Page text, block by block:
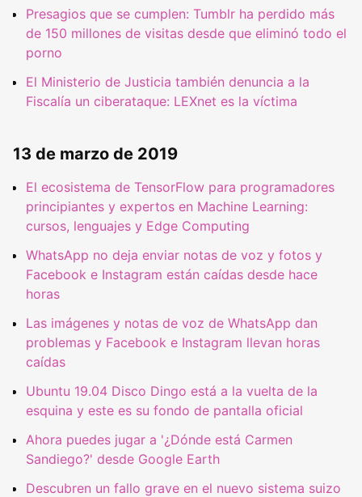
Presagios que se cumplen: Tumblr ha perdido más
de 150 millones de visitas desde que eliminó todo el
porno
El Ministerio de Justicia también denuncia a la
Fiscalía un ciberataque: LEXnet es la víctima
13 de marzo de 2019
El ecosistema de TensorFlow para programadores
principiantes y expertos en Machine Learning:
cursos, lenguajes y Edge Computing
WhatsApp no deja enviar notas de voz y fotos y
Facebook e Instagram están caídas desde hace
horas
Las imágenes y notas de voz de WhatsApp dan
problemas y Facebook e Instagram llevan horas
caídas
Ubuntu 19.04 Disco Dingo está a la vuelta de la
esquina y este es su fondo de pantalla oficial
Ahora puedes jugar a '¿Dónde está Carmen
Sandiego?' desde Google Earth
Descubren un fallo grave en el nuevo sistema suizo